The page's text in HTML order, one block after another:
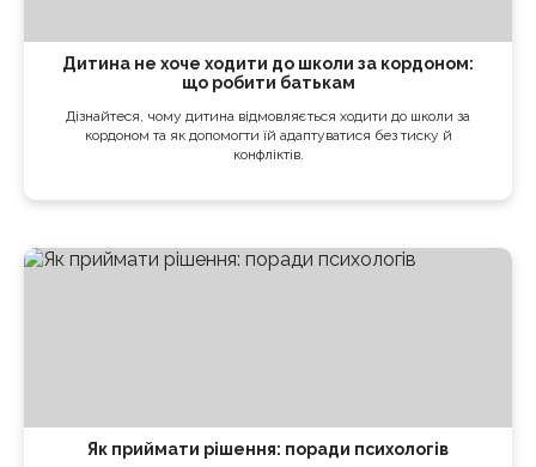
Дитина не хоче ходити до школи за кордоном:
що робити батькам
Дізнайтеся, чому дитина відмовляється ходити до школи за
кордоном та як допомогти їй адаптуватися без тиску й
конфліктів.
Як приймати рішення: поради психологів